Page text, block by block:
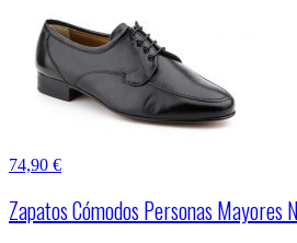
74,90 €
Zapatos Cómodos Personas Mayores